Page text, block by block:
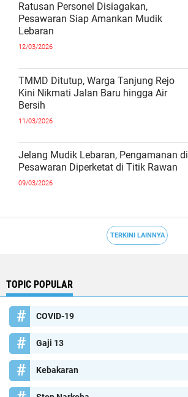
Ratusan Personel Disiagakan,
Pesawaran Siap Amankan Mudik
Lebaran
12/03/2026
TMMD Ditutup, Warga Tanjung Rejo
Kini Nikmati Jalan Baru hingga Air
Bersih
11/03/2026
Jelang Mudik Lebaran, Pengamanan di
Pesawaran Diperketat di Titik Rawan
09/03/2026
TERKINI LAINNYA
TOPIC POPULAR
COVID-19
Gaji 13
Kebakaran